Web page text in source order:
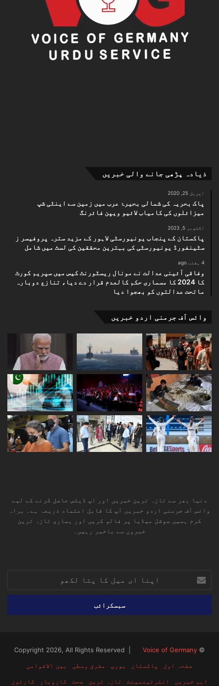
ذیادہ پڑھی جانے والی خبریں
اپریل 25, 2020
پاک بحریہ کی شمالی بحیرۂ عرب میں زمین سے اینٹی شپ
میزائلوں کی کامیاب لائیو ویپن فائرنگ
اکتوبر 5, 2023
پاکستان کے پنجاب یونیورسٹی لاہور کے مزید سترہ پروفیسر ز
سٹینفورڈ یونیورسٹی کی بہترین محققین کی لسٹ میں شامل
4 ہفتے ago
وفاقی آئینی عدالت نے مونال ریسٹورنٹ کیس میں سپریم کورٹ
کا 2024 کا مسماری حکم کالعدم قرار دے دیا، تنازع دوبارہ
ماتحت عدالتوں کو بھجوا دیا
وائس آف جرمنی اردو خبریں
دنیا بھر سے تازہ ترین خبریں اور اپ ڈیٹس حاصل کرنے کے لیے
وائس آف جرمنی اردو خبریں آپ کا قابل اعتماد ذریعہ ہے۔ براہ
کرم ہمیں سوشل میڈیا پر فالو کریں اور ہماری تازہ ترین
خبروں سے باخبر رہیں۔
اپنا
ای
میل
پتا
© Copyright 2026, All Rights Reserved |
Voice of Germany
صفحہ اول
پاکستان یورپ مشرق وسطیٰ
بین الاقوامی
اہم خبریں
انٹرٹینمینٹ تازہ ترین صحت کاروبار کارٹون